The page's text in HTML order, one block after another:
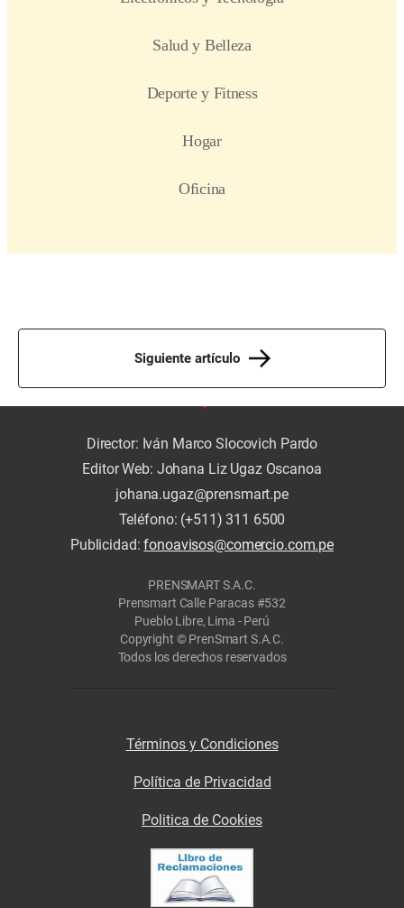
Siguiente artículo
Director: Iván Marco Slocovich Pardo
Editor Web: Johana Liz Ugaz Oscanoa
johana.ugaz@prensmart.pe
Teléfono: (+511) 311 6500
Publicidad:fonoavisos@comercio.com.pe
PRENSMART S.A.C.
Prensmart Calle Paracas #532
Pueblo Libre, Lima - Perú
Copyright © PrenSmart S.A.C.
Todos los derechos reservados
Términos y Condiciones
Política de Privacidad
Politica de Cookies